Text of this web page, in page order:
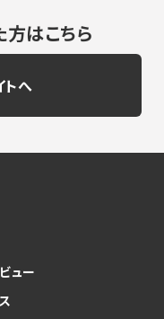
はこちら
トへ
ュー